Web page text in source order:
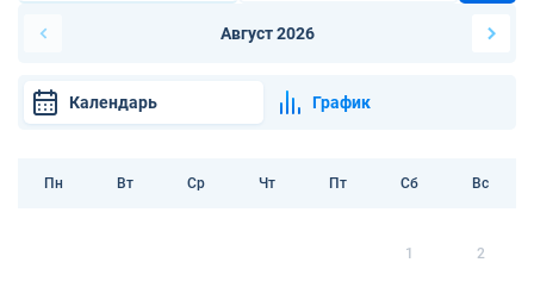
Август 2026
Календарь График
Пн Вт Ср Чт Пт Сб Вс
1 2